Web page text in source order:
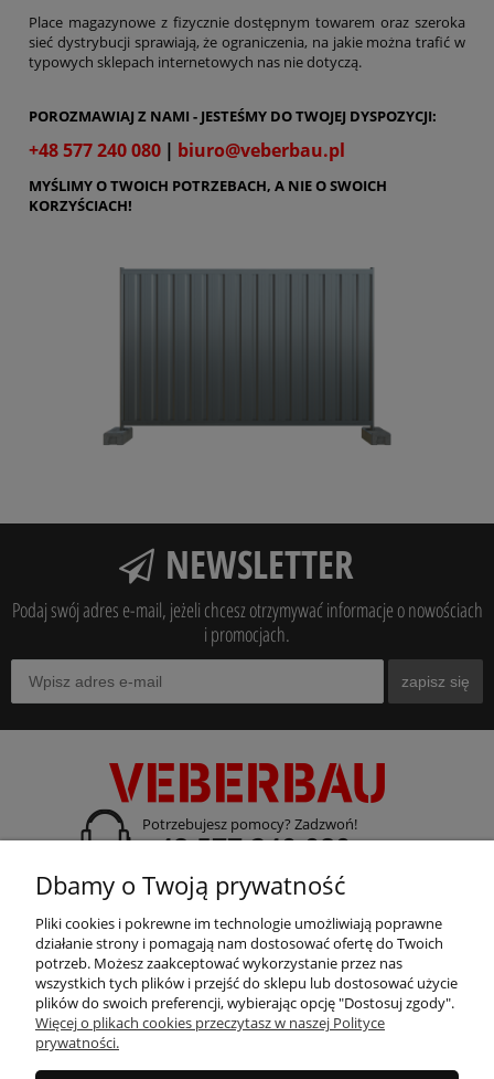
Place magazynowe z fizycznie dostępnym towarem oraz szeroka
sieć dystrybucji sprawiają, że ograniczenia, na jakie można trafić w
typowych sklepach internetowych nas nie dotyczą.
POROZMAWIAJ Z NAMI - JESTEŚMY DO TWOJEJ DYSPOZYCJI:
+48 577 240 080 | biuro@veberbau.pl
MYŚLIMY O TWOICH POTRZEBACH, A NIE O SWOICH
KORZYŚCIACH!
NEWSLETTER
Podaj swój adres e-mail, jeżeli chcesz otrzymywać informacje o nowościach
i promocjach.
zapisz się
Potrzebujesz pomocy? Zadzwoń!
+48 577 240 080
adres:
ul. Gdańska 14 A-B, 70-661 Szczecin
Dbamy o Twoją prywatność
Pliki cookies i pokrewne im technologie umożliwiają poprawne
działanie strony i pomagają nam dostosować ofertę do Twoich
potrzeb. Możesz zaakceptować wykorzystanie przez nas
wszystkich tych plików i przejść do sklepu lub dostosować użycie
plików do swoich preferencji, wybierając opcję "Dostosuj zgody".
Więcej o plikach cookies przeczytasz w naszej Polityce
prywatności.